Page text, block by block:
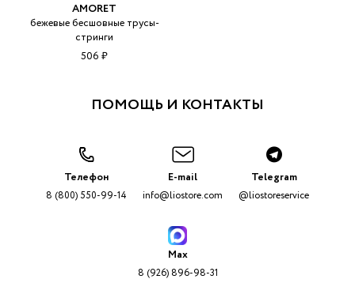
AMORET
бежевые бесшовные трусы-
стринги
506 ₽
ПОМОЩЬ И КОНТАКТЫ
Телефон
8 (800) 550-99-14
E-mail
info@liostore.com
Telegram
@liostoreservice
Max
8 (926) 896-98-31